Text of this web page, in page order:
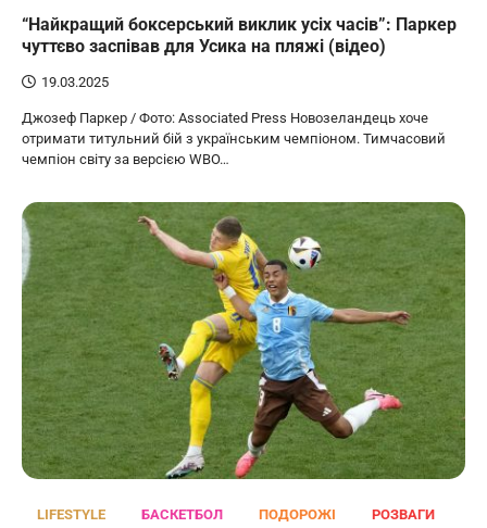
“Найкращий боксерський виклик усіх часів”: Паркер
чуттєво заспівав для Усика на пляжі (відео)
19.03.2025
Джозеф Паркер / Фото: Associated Press Новозеландець хоче
отримати титульний бій з українським чемпіоном. Тимчасовий
чемпіон світу за версією WBO…
LIFESTYLE БАСКЕТБОЛ ПОДОРОЖІ РОЗВАГИ